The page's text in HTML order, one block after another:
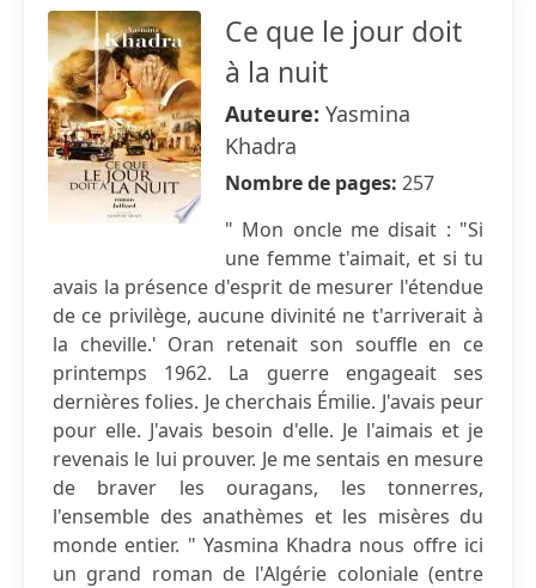
Ce que le jour doit
à la nuit
Auteure: Yasmina
Khadra
Nombre de pages: 257
" Mon oncle me disait : "Si
une femme t'aimait, et si tu
avais la présence d'esprit de mesurer l'étendue
de ce privilège, aucune divinité ne t'arriverait à
la cheville.' Oran retenait son souffle en ce
printemps 1962. La guerre engageait ses
dernières folies. Je cherchais Émilie. J'avais peur
pour elle. J'avais besoin d'elle. Je l'aimais et je
revenais le lui prouver. Je me sentais en mesure
de braver les ouragans, les tonnerres,
l'ensemble des anathèmes et les misères du
monde entier. " Yasmina Khadra nous offre ici
un grand roman de l'Algérie coloniale (entre